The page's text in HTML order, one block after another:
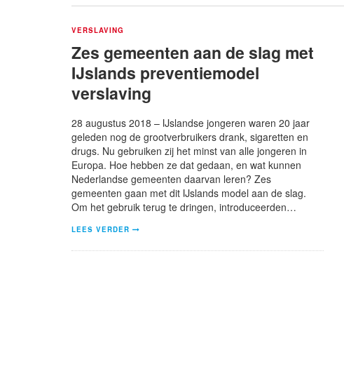
VERSLAVING
Zes gemeenten aan de slag met
IJslands preventiemodel
verslaving
28 augustus 2018 – IJslandse jongeren waren 20 jaar
geleden nog de grootverbruikers drank, sigaretten en
drugs. Nu gebruiken zij het minst van alle jongeren in
Europa. Hoe hebben ze dat gedaan, en wat kunnen
Nederlandse gemeenten daarvan leren? Zes
gemeenten gaan met dit IJslands model aan de slag.
Om het gebruik terug te dringen, introduceerden…
LEES VERDER